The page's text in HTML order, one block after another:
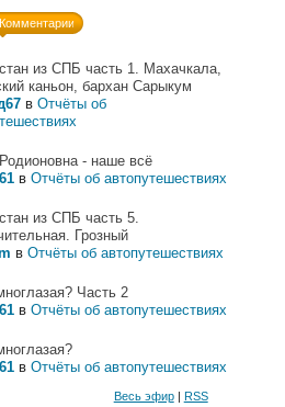
из СПБ часть 1. Махачкала,
каньон, бархан Сарыкум
в Отчёты об
- наше всё
в Отчёты об автопутешествиях
из СПБ часть 5.
Грозный
в Отчёты об автопутешествиях
Часть 2
в Отчёты об автопутешествиях
в Отчёты об автопутешествиях
Весь эфир| RSS